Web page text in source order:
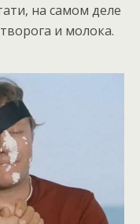
на самом деле
и молока.